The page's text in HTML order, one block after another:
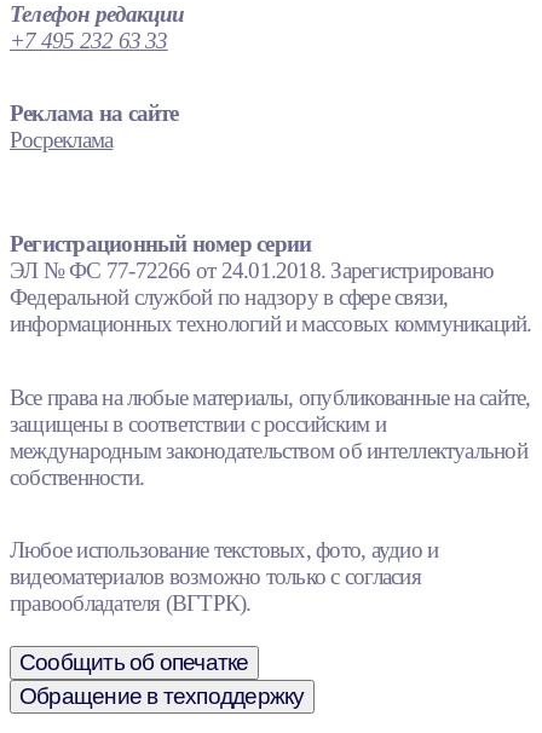
Телефон редакции
+7 495 232 63 33
Реклама на сайте
Росреклама
Регистрационный номер серии
ЭЛ № ФС 77-72266 от 24.01.2018. Зарегистрировано
Федеральной службой по надзору в сфере связи,
информационных технологий и массовых коммуникаций.
Все права на любые материалы, опубликованные на сайте,
защищены в соответствии с российским и
международным законодательством об интеллектуальной
собственности.
Любое использование текстовых, фото, аудио и
видеоматериалов возможно только с согласия
правообладателя (ВГТРК).
Сообщить об опечатке
Обращение в техподдержку